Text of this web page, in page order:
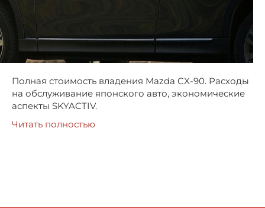
Полная стоимость владения Mazda CX-90. Расходы
на обслуживание японского авто, экономические
аспекты SKYACTIV.
Читать полностью